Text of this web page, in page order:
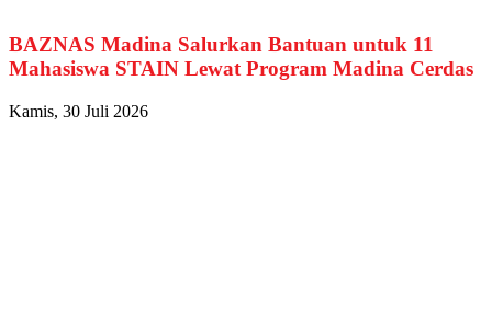
BAZNAS Madina Salurkan Bantuan untuk 11
Mahasiswa STAIN Lewat Program Madina Cerdas
Kamis, 30 Juli 2026